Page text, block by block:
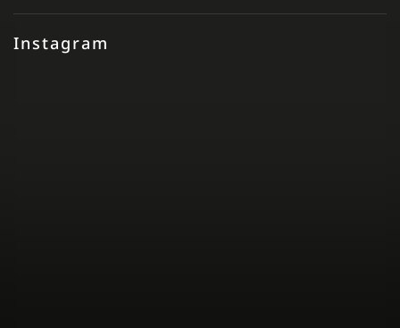
Instagram